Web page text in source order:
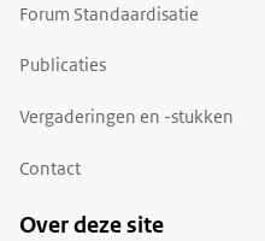
Forum Standaardisatie
Publicaties
Vergaderingen en -stukken
Contact
Over deze site